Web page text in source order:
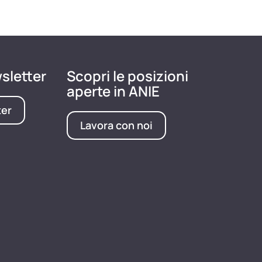
Scopri le posizioni
aperte in ANIE
Lavora con noi